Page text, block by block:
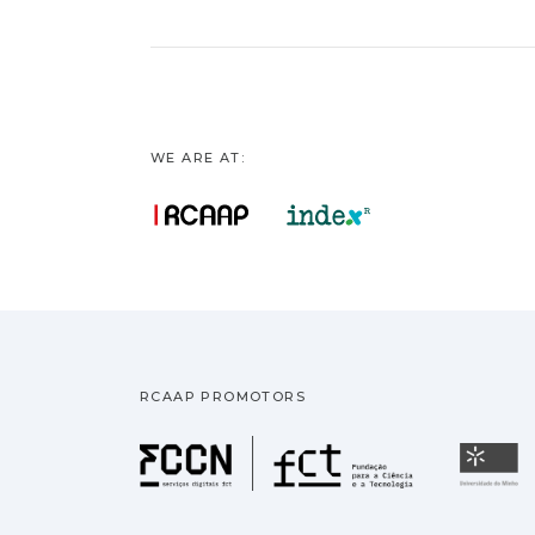
WE ARE AT:
RCAAP PROMOTORS
Fundação